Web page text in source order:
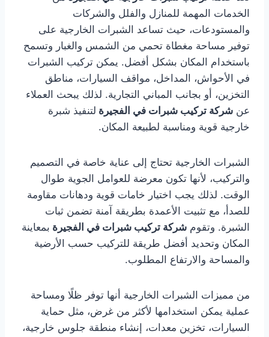
الخدمات المهمة للمنازل والفلل والشركات
والمستودعات، حيث تساعد الشبرات الخارجية على
توفير مساحة مغطاة تحمي من الشمس والغبار وتسمح
باستخدام المكان بشكل أفضل. يمكن تركيب الشبرات
في الأحواش، المداخل، مواقف السيارات، مناطق
التخزين، أو بجانب المباني التجارية. لذلك يبحث العملاء
عن شركة تركيب شبرات في الفجيرة لتنفيذ شبرة
خارجية قوية ومناسبة لطبيعة المكان.
الشبرات الخارجية تحتاج إلى عناية خاصة في التصميم
والتركيب، لأنها تكون معرضة للعوامل الجوية طوال
الوقت. لذلك يجب اختيار خامات قوية ودهانات مقاومة
للصدأ، مع تثبيت الأعمدة بطريقة آمنة تضمن ثبات
الشبرة. وتقوم شركة تركيب شبرات في الفجيرة بمعاينة
المكان وتحديد أفضل طريقة للتركيب حسب الأرضية
والمساحة والارتفاع المطلوب.
من مميزات الشبرات الخارجية أنها توفر ظلًا ومساحة
عملية يمكن استخدامها لأكثر من غرض، مثل حماية
السيارات، تخزين معدات، إنشاء منطقة جلوس خارجية،